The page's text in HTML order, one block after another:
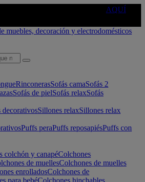
AQUÍ
RinconerasSofás camaSofás 2
Sofás de pielSofás relaxSofás
decorativosSillones relaxSillones relax
Puffs peraPuffs reposapiésPuffs con
colchón y canapéColchones
de muellesColchones de muelles
enrolladosColchones de
para bebéColchones hinchables